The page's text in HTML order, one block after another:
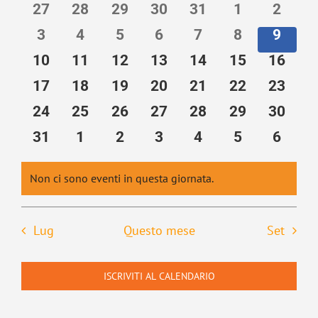
viste
data.
Eventi
27
28 29 30 31 1
2
3
4 5 6 7 8
9
10
11 12 13 14 15
16
17
18 19 20 21 22
23
24
25 26 27 28 29
30
31
1 2 3 4 5 6
Notice
Non ci sono eventi in questa giornata.
Lug Questo mese Set
ISCRIVITI AL CALENDARIO